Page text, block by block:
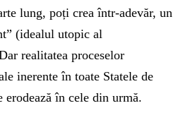
lung, poți crea într-adevăr, un
(idealul utopic al
realitatea proceselor
inerente în toate Statele de
erodează în cele din urmă.